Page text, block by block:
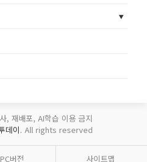
, 재배포, AI학습 이용 금지
데이. All rights reserved
PC버전 사이트맵